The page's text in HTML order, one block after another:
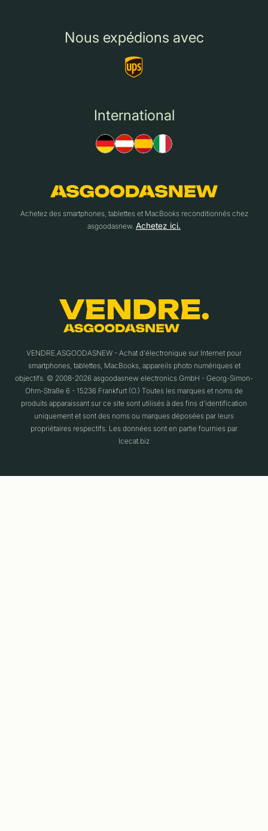
Nous expédions avec
International
Achetez des smartphones, tablettes et MacBooks reconditionnés chez
asgoodasnew. Achetez ici.
VENDRE.ASGOODASNEW - Achat d'électronique sur Internet pour
smartphones, tablettes, MacBooks, appareils photo numériques et
objectifs. © 2008-2026 asgoodasnew electronics GmbH - Georg-Simon-
Ohm-Straße 6 - 15236 Frankfurt (O.) Toutes les marques et noms de
produits apparaissant sur ce site sont utilisés à des fins d'identification
uniquement et sont des noms ou marques déposées par leurs
propriétaires respectifs. Les données sont en partie fournies par
Icecat.biz